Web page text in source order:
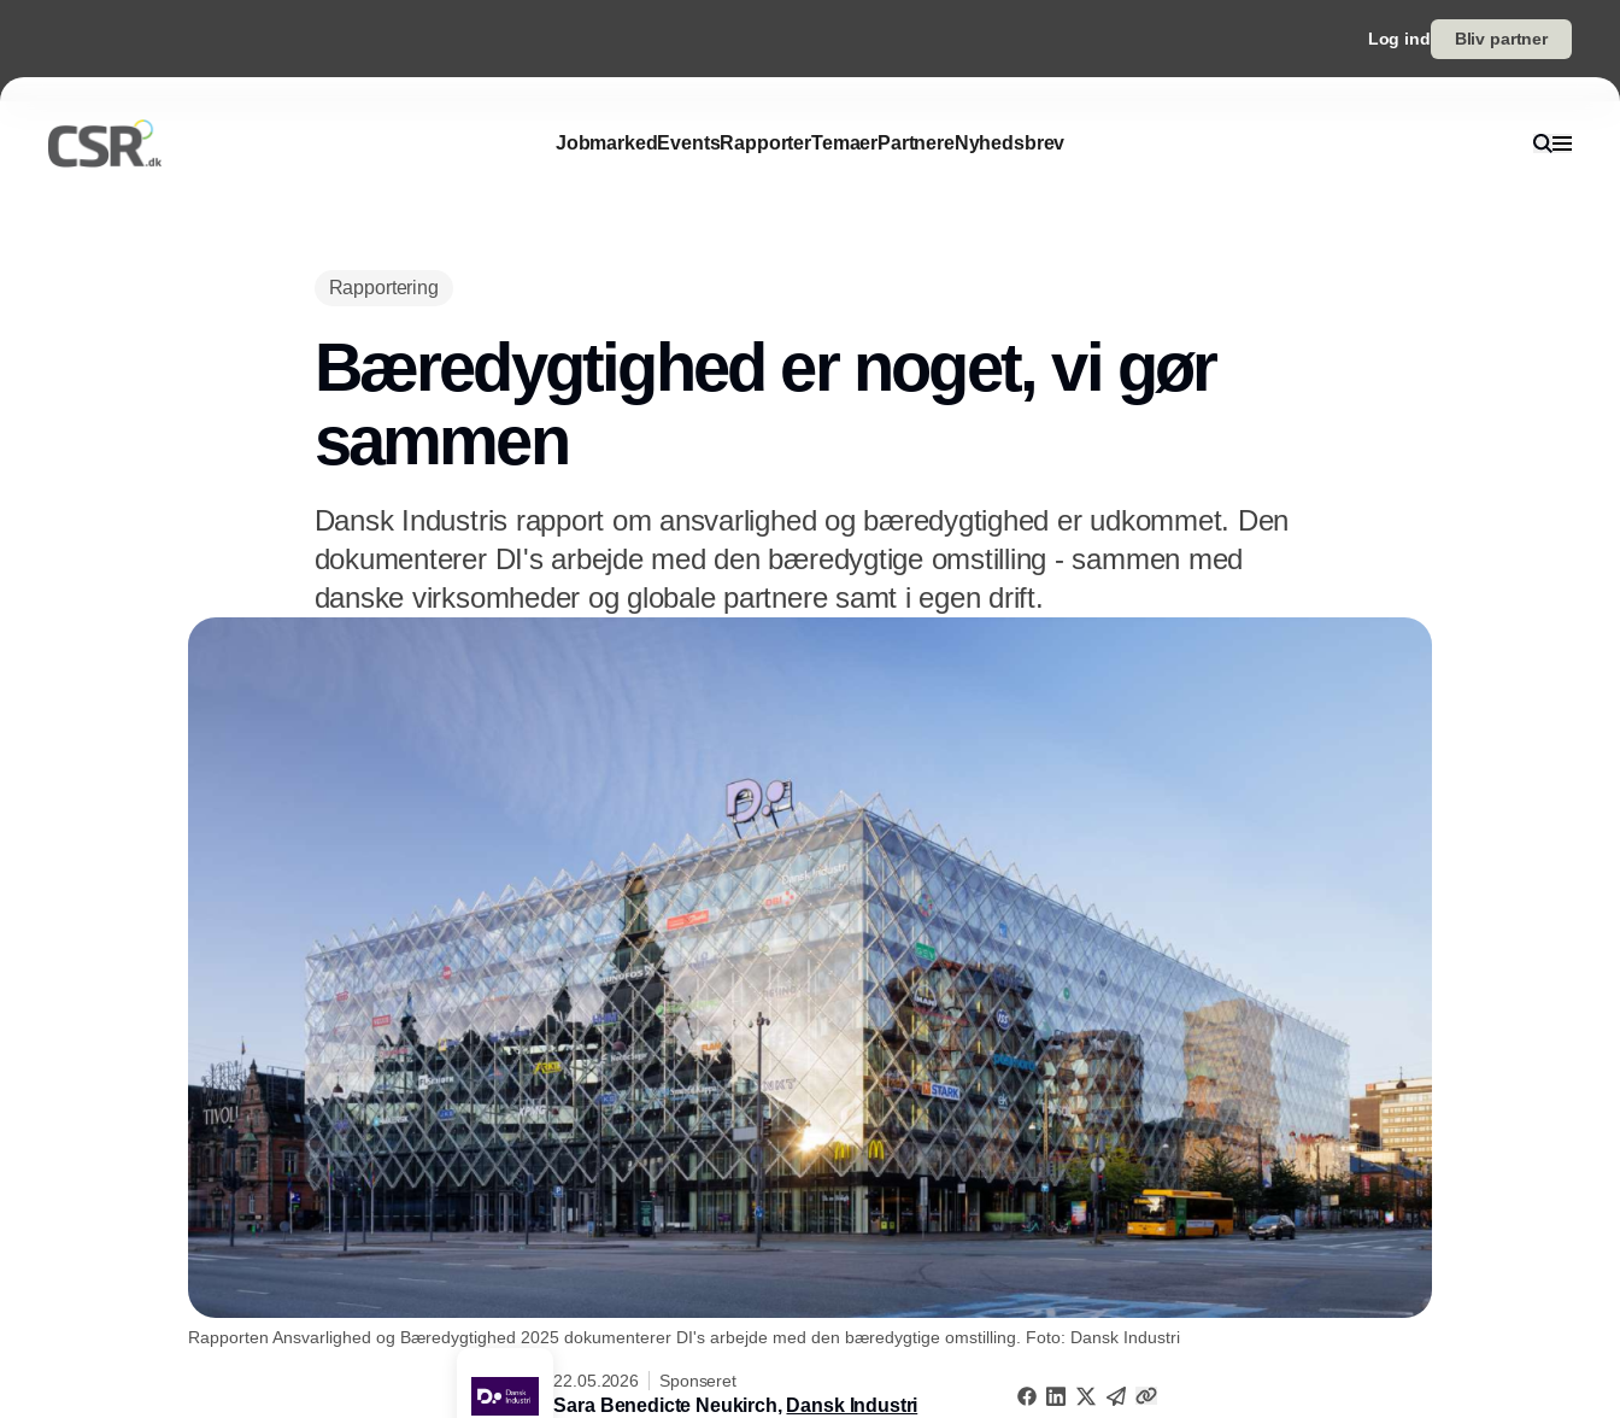
Log ind Bliv partner
Jobmarked EventsRapporterTemaerPartnereNyhedsbrev
Rapportering
Bæredygtighed er noget, vi gør
sammen
Dansk Industris rapport om ansvarlighed og bæredygtighed er udkommet. Den
dokumenterer DI's arbejde med den bæredygtige omstilling - sammen med
danske virksomheder og globale partnere samt i egen drift.
Rapporten Ansvarlighed og Bæredygtighed 2025 dokumenterer DI's arbejde med den bæredygtige omstilling. Foto: Dansk Industri
22.05.2026 Sponseret
Sara Benedicte Neukirch, Dansk Industri